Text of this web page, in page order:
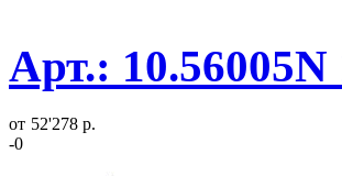
Арт.:
от 52'278 р.
-0